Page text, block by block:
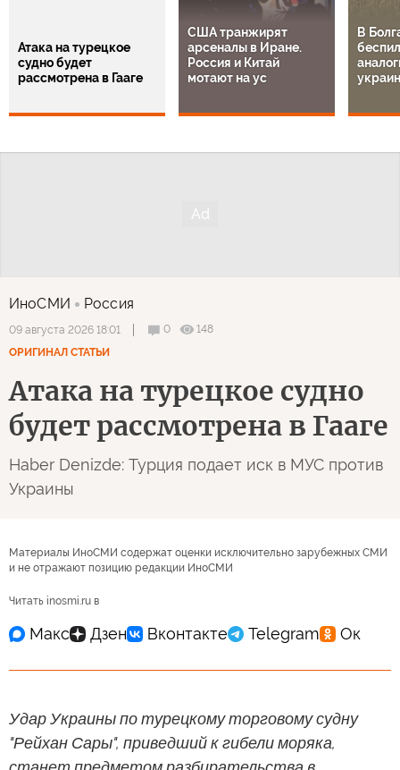
Атака на турецкое
судно будет
рассмотрена в Гааге
США транжирят
арсеналы в Иране.
Россия и Китай
мотают на ус
В
ИноСМИ Россия
09 августа 2026 18:01 0
148
ОРИГИНАЛ СТАТЬИ
Атака на турецкое судно
будет рассмотрена в Гааге
Haber Denizde: Турция подает иск в МУС против
Украины
Материалы ИноСМИ содержат оценки исключительно зарубежных СМИ
и не отражают позицию редакции ИноСМИ
Читать inosmi.ru в
Удар Украины по турецкому торговому судну
"Рейхан Сары", приведший к гибели моряка,